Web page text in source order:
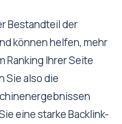
Bestandteil der
können helfen, mehr
Ranking Ihrer Seite
Sie also die
eine starke Backlink-